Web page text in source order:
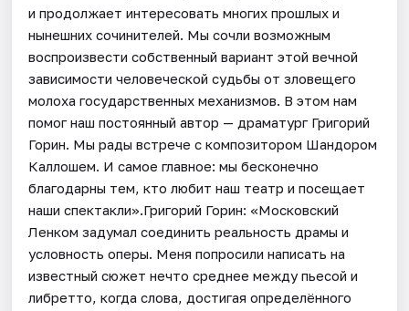
и продолжает интересовать многих прошлых и
нынешних сочинителей. Мы сочли возможным
воспроизвести собственный вариант этой вечной
зависимости человеческой судьбы от зловещего
молоха государственных механизмов. В этом нам
помог наш постоянный автор — драматург Григорий
Горин. Мы рады встрече с композитором Шандором
Каллошем. И самое главное: мы бесконечно
благодарны тем, кто любит наш театр и посещает
наши спектакли».Григорий Горин: «Московский
Ленком задумал соединить реальность драмы и
условность оперы. Меня попросили написать на
известный сюжет нечто среднее между пьесой и
либретто, когда слова, достигая определённого